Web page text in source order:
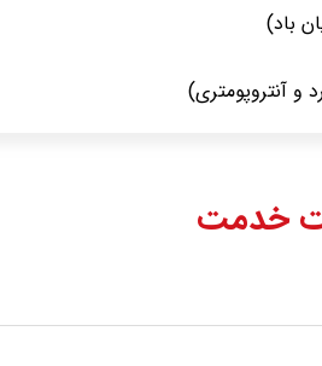
باد)
و آنتروپومتری)
خدمت